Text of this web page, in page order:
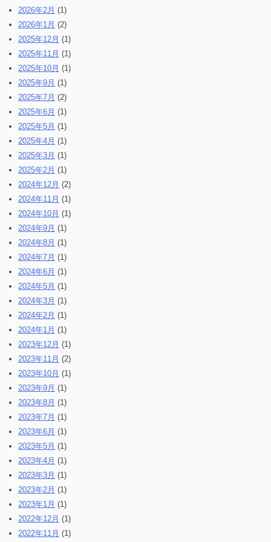
2026年2月 (1)
2026年1月 (2)
2025年12月 (1)
2025年11月 (1)
2025年10月 (1)
2025年9月 (1)
2025年7月 (2)
2025年6月 (1)
2025年5月 (1)
2025年4月 (1)
2025年3月 (1)
2025年2月 (1)
2024年12月 (2)
2024年11月 (1)
2024年10月 (1)
2024年9月 (1)
2024年8月 (1)
2024年7月 (1)
2024年6月 (1)
2024年5月 (1)
2024年3月 (1)
2024年2月 (1)
2024年1月 (1)
2023年12月 (1)
2023年11月 (2)
2023年10月 (1)
2023年9月 (1)
2023年8月 (1)
2023年7月 (1)
2023年6月 (1)
2023年5月 (1)
2023年4月 (1)
2023年3月 (1)
2023年2月 (1)
2023年1月 (1)
2022年12月 (1)
2022年11月 (1)